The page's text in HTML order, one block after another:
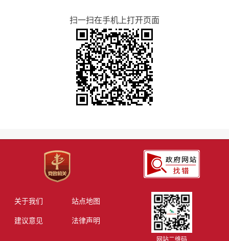
扫一扫在手机上打开页面
关于我们 站点地图
建议意见 法律声明